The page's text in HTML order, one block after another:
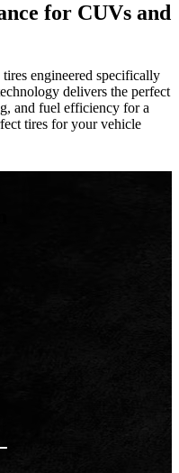
for CUVs and
engineered specifically
delivers the perfect
and fuel efficiency for a
tires for your vehicle